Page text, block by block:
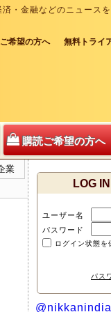
・金融などのニュース
希望の方へ 無料トライ
購読ご希望の方へ
業
LOG IN
ユーザー名
パスワード
ログイン状態を
パス